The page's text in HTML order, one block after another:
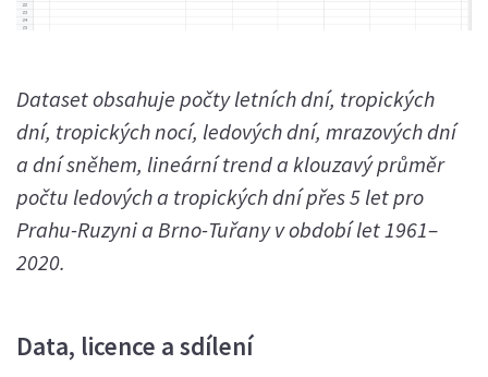
Dataset obsahuje počty letních dní, tropických
dní, tropických nocí, ledových dní, mrazových dní
a dní sněhem, lineární trend a klouzavý průměr
počtu ledových a tropických dní přes 5 let pro
Prahu-Ruzyni a Brno-Tuřany v období let 1961–
2020.
Data, licence a sdílení